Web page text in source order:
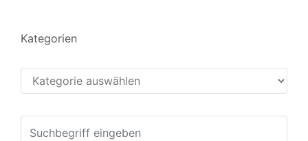
Kategorien
Kategorien